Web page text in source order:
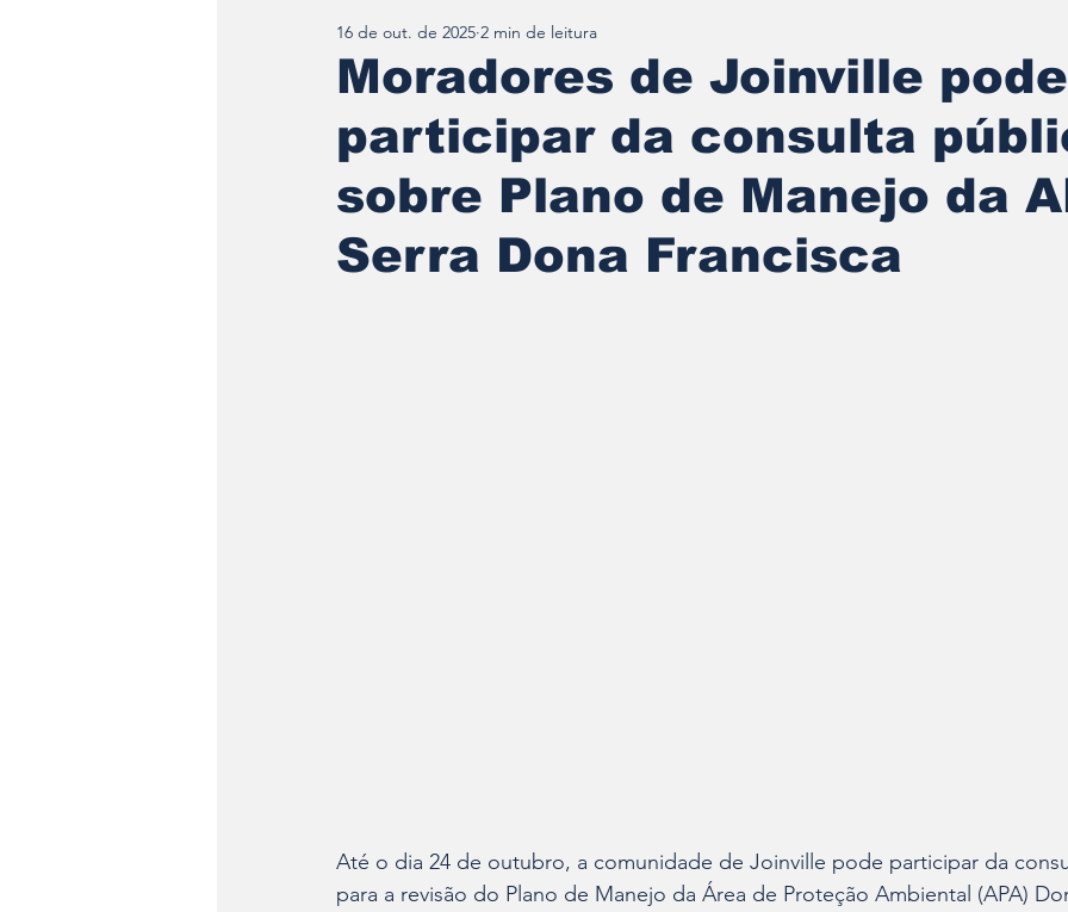
Tempo\clima
Moradores de Joinville
participar da consulta
sobre Plano de Manejo da
Serra Dona Francisca
16 de out. de 2025 2 min de leitura
Até o dia 24 de outubro, a comunidade de Joinville pode participar da
para a revisão do Plano de Manejo da Área de Proteção Ambiental (APA)